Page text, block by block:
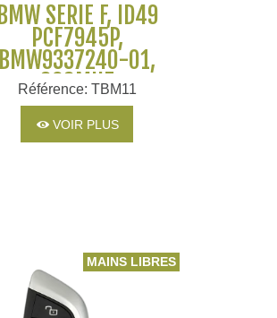
BMW SERIE F, ID49
PCF7945P,
BMW9337240-01,
868MHZ
Référence: TBM11
VOIR PLUS
MAINS LIBRES